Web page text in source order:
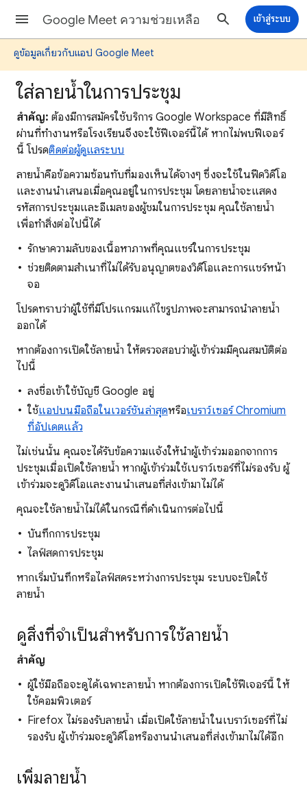
Google Meet ความช่วยเหลือ เข้าสู่ระบบ
ดูข้อมูลเกี่ยวกับแอป Google Meet
ใส่ลายน้ำในการประชุม
สำคัญ:ต้องมีการสมัครใช้บริการ Google Workspace ที่มีสิทธิ์
ผ่านที่ทำงานหรือโรงเรียนจึงจะใช้ฟีเจอร์นี้ได้ หากไม่พบฟีเจอร์
นี้ โปรดติดต่อผู้ดูแลระบบ
ลายน้ำคือข้อความซ้อนทับที่มองเห็นได้จางๆ ซึ่งจะใช้ในฟีดวิดีโอ
และงานนำเสนอเมื่อคุณอยู่ในการประชุม โดยลายน้ำจะแสดง
รหัสการประชุมและอีเมลของผู้ชมในการประชุม คุณใช้ลายน้ำ
เพื่อทำสิ่งต่อไปนี้ได้
รักษาความลับของเนื้อหาภาพที่คุณแชร์ในการประชุม
ช่วยติดตามสำเนาที่ไม่ได้รับอนุญาตของวิดีโอและการแชร์หน้า
จอ
โปรดทราบว่าผู้ใช้ที่มีโปรแกรมแก้ไขรูปภาพจะสามารถนำลายน้ำ
ออกได้
หากต้องการเปิดใช้ลายน้ำ ให้ตรวจสอบว่าผู้เข้าร่วมมีคุณสมบัติต่อ
ไปนี้
ลงชื่อเข้าใช้บัญชี Google อยู่
ใช้แอปบนมือถือในเวอร์ชันล่าสุดหรือเบราว์เซอร์ Chromium
ที่อัปเดตแล้ว
ไม่เช่นนั้น คุณจะได้รับข้อความแจ้งให้นำผู้เข้าร่วมออกจากการ
ประชุมเมื่อเปิดใช้ลายน้ำ หากผู้เข้าร่วมใช้เบราว์เซอร์ที่ไม่รองรับ ผู้
เข้าร่วมจะดูวิดีโอและงานนำเสนอที่ส่งเข้ามาไม่ได้
คุณจะใช้ลายน้ำไม่ได้ในกรณีที่ดำเนินการต่อไปนี้
บันทึกการประชุม
ไลฟ์สดการประชุม
หากเริ่มบันทึกหรือไลฟ์สดระหว่างการประชุม ระบบจะปิดใช้
ลายน้ำ
ดูสิ่งที่จำเป็นสำหรับการใช้ลายน้ำ
สำคัญ
ผู้ใช้มือถือจะดูได้เฉพาะลายน้ำ หากต้องการเปิดใช้ฟีเจอร์นี้ ให้
ใช้คอมพิวเตอร์
Firefox ไม่รองรับลายน้ำ เมื่อเปิดใช้ลายน้ำในเบราว์เซอร์ที่ไม่
รองรับ ผู้เข้าร่วมจะดูวิดีโอหรืองานนำเสนอที่ส่งเข้ามาไม่ได้อีก
เพิ่มลายน้ำ